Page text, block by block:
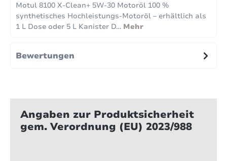
Motul 8100 X-Clean+ 5W-30 Motoröl 100 %
synthetisches Hochleistungs-Motoröl – erhältlich als
1 L Dose oder 5 L Kanister D… Mehr
Bewertungen
Angaben zur Produktsicherheit
gem. Verordnung (EU) 2023/988